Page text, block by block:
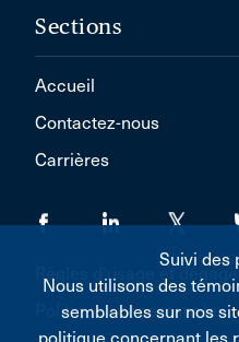
Sections
Accueil
Contactez-nous
Carrières
Règles d'usage et
Politique concernant les
Suivi des
Nous utilisons des
semblables sur nos